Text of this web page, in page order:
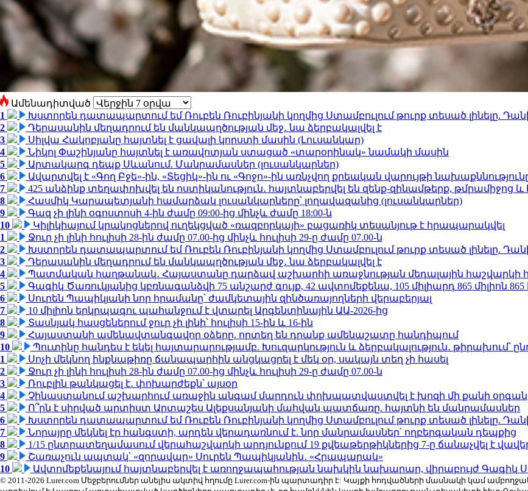
Ամենադիտված
1
Խստորեն դատապարտում եմ Ռուբեն Ռուբինյանի կողմից Ստամբուլում թուրք տեսած լինելը.
2
Դերասանին մեղադրում են մանկապղծության մեջ․ նա ձերբակալվել է
3
Սիլվա Հակոբյանը հայտնել է ցավալի կորստի մասին (Լուսանկար)
4
Նիկոլ Փաշինյանը հայտնել է առավոտյան ստացած «տարօրինակ» նամակի մասին
5
Արտակարգ դեպք Սևանում. Մանրամասներ (լուսանկարներ)
6
Ավարտվել է «Գող Բջե»-ին, «Տեցիկ»-ին ու «Գոջո»-ին առնչվող քրեական վարույթի
7
425 անձինք տեղափոխվել են ոստիկանություն․ հայտնաբերվել են զենք-զինամթերք, թմրամիջոց
8
Հասմիկ Կարապետյանի համարձակ լուսանկարները՝ լողավազանից (լուսանկարներ)
9
Գազ չի լինի օգոստոսի 4-ին ժամը 09:00-ից մինչև ժամը 18:00-ն
10
Կիլիկիայում կրակոցներով ուղեկցված «ռազբորկայի» բացառիկ տեսանյութ է հրապարակվել
1
Ջուր չի լինի հուլիսի 28-ին ժամը 07.00-ից մինչև հուլիսի 29-ը ժամը 07.00-ն
2
Խստորեն դատապարտում եմ Ռուբեն Ռուբինյանի կողմից Ստամբուլում թուրք տեսած լինելը.
3
Դերասանին մեղադրում են մանկապղծության մեջ․ նա ձերբակալվել է
4
Պատմական հաղթանակ․ Հայաստանը դարձավ աշխարհի առաջնության մեդալային հաշվարկի
5
Գագիկ Ծառուկյանից կբռնագանձվի 75 անշարժ գույք, 42 ավտոմեքենա, 105 միլիարդ 865 միլիոն
6
Սուրեն Պապիկյանի նոր հրամանը՝ ժամկետային զինծառայողների վերաբերյալ
7
10 միլիոն երկրպագու պահանջում է վտարել Արգենտինային ԱԱ-2026-ից
8
Տասնյակ հասցեներում ջուր չի լինի՝ հուլիսի 15-ին և 16-ին
9
Հայաստանի ամենավտանգավոր օձերը. որտեղ են դրանք ամենաշատը հանդիպում
10
Պուտինը հանդես է եկել հայտարարությամբ. Խուզարկություն և ձերբակալություն․ թիրախում՝
1
Սոչի մեկնող ինքնաթիռը ճանապարհին անցկացրել է մեկ օր, սակայն տեղ չի հասել
2
Ջուր չի լինի հուլիսի 28-ին ժամը 07.00-ից մինչև հուլիսի 29-ը ժամը 07.00-ն
3
Ռուբլին թանկացել է․ փոխարժեքն՝ այսօր
4
Չինաստանում աշխարհում առաջին անգամ մարդուն փոխպատվաստվել է խոզի մի քանի օրգան
5
Ո՞րն է սիրված արտիստ Արտաշես Ալեքսանյանի մահվան պատճառը. հայտնի են մանրամասներ
6
Խստորեն դատապարտում եմ Ռուբեն Ռուբինյանի կողմից Ստամբուլում թուրք տեսած լինելը.
7
Նորայրը մեկնել էր հանգստի, արդեն վերադառնում է. նոր մանրամասներ՝ ողբերգական դեպքից
8
1/15 ընտրատեղամասում վերահաշվարկի արդյունքում 19 քվեաթերթիկներից 7-ը ճանաչվել է
9
Շառաչուն ապտակ՝ «զորավար» Սուրեն Պապիկյանին․ «Հրապարակ»
10
Ավտոմեքենայում հայտնաբերվել է առողջապահության նախկին նախարար, վիրաբույժ Գագիկ
© 2011-2026 Lurer.com Մեջբերումներ անելիս ակտիվ հղումը Lurer.com-ին պարտադիր է: Կայքի հոդվածների մասնակի կամ